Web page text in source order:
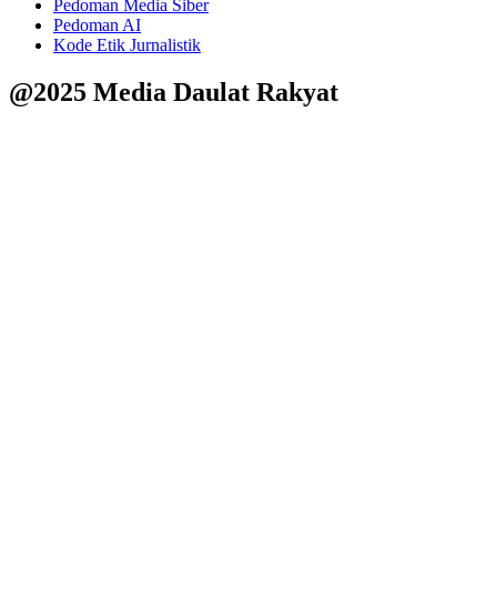
Pedoman Media Siber
Pedoman AI
Kode Etik Jurnalistik
@2025 Media Daulat Rakyat